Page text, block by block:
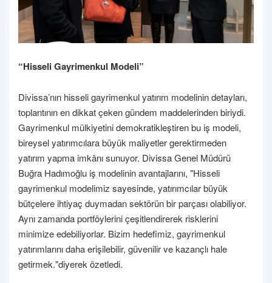
“Hisseli Gayrimenkul Modeli”
Divissa’nın hisseli gayrimenkul yatırım modelinin detayları,
toplantının en dikkat çeken gündem maddelerinden biriydi.
Gayrimenkul mülkiyetini demokratikleştiren bu iş modeli,
bireysel yatırımcılara büyük maliyetler gerektirmeden
yatırım yapma imkânı sunuyor. Divissa Genel Müdürü
Buğra Hadımoğlu iş modelinin avantajlarını, "Hisseli
gayrimenkul modelimiz sayesinde, yatırımcılar büyük
bütçelere ihtiyaç duymadan sektörün bir parçası olabiliyor.
Aynı zamanda portföylerini çeşitlendirerek risklerini
minimize edebiliyorlar. Bizim hedefimiz, gayrimenkul
yatırımlarını daha erişilebilir, güvenilir ve kazançlı hale
getirmek."diyerek özetledi.